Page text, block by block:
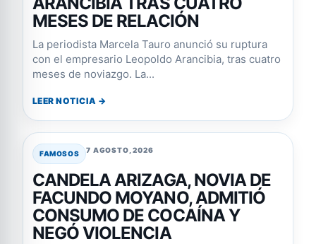
MESES DE RELACIÓN
La periodista Marcela Tauro anunció su ruptura
con el empresario Leopoldo Arancibia, tras cuatro
meses de noviazgo. La...
LEER NOTICIA →
FAMOSOS 7 AGOSTO, 2026
CANDELA ARIZAGA, NOVIA DE
FACUNDO MOYANO, ADMITIÓ
CONSUMO DE COCAÍNA Y
NEGÓ VIOLENCIA